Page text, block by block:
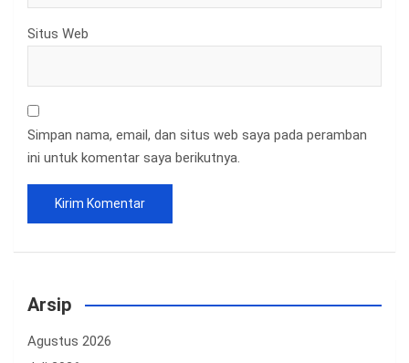
Situs Web
Simpan nama, email, dan situs web saya pada peramban
ini untuk komentar saya berikutnya.
Arsip
Agustus 2026